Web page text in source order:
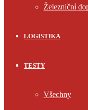
Železniční
LOGISTIKA
TESTY
Všechny